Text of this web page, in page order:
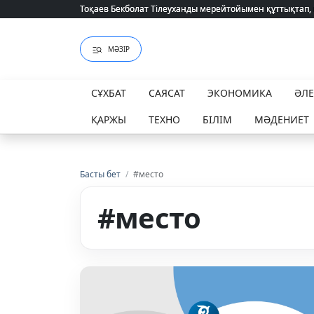
Тоқаев Бекболат Тілеуханды мерейтойымен
Тоқаев Бекболат Тілеуханды мерейтойымен
МӘЗІР
СҰХБАТ САЯСАТ ЭКОНОМИКА
ҚАРЖЫ
ТЕХНО БІЛІМ МӘДЕНИЕТ
Басты бет / #место
#место